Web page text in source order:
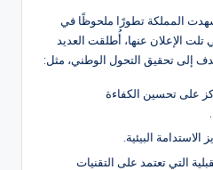
2030 رسم، شهدت المملكة تطورًا ملحوظًا في
تلت الإعلان عنها، أُطلقت العديد
إلى تحقيق التحول الوطني، مثل:
على تحسين الكفاءة
الاستدامة البيئية.
التي تعتمد على التقنيات